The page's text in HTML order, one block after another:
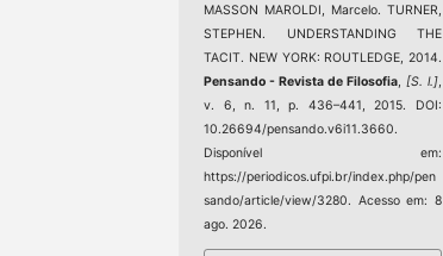
MASSON MAROLDI, Marcelo. TURNER,
STEPHEN. UNDERSTANDING THE
TACIT. NEW YORK: ROUTLEDGE, 2014.
Pensando - Revista de Filosofia, [S. l.],
v. 6, n. 11, p. 436–441, 2015. DOI:
10.26694/pensando.v6i11.3660.
Disponível em:
https://periodicos.ufpi.br/index.php/pen
sando/article/view/3280. Acesso em: 8
ago. 2026.